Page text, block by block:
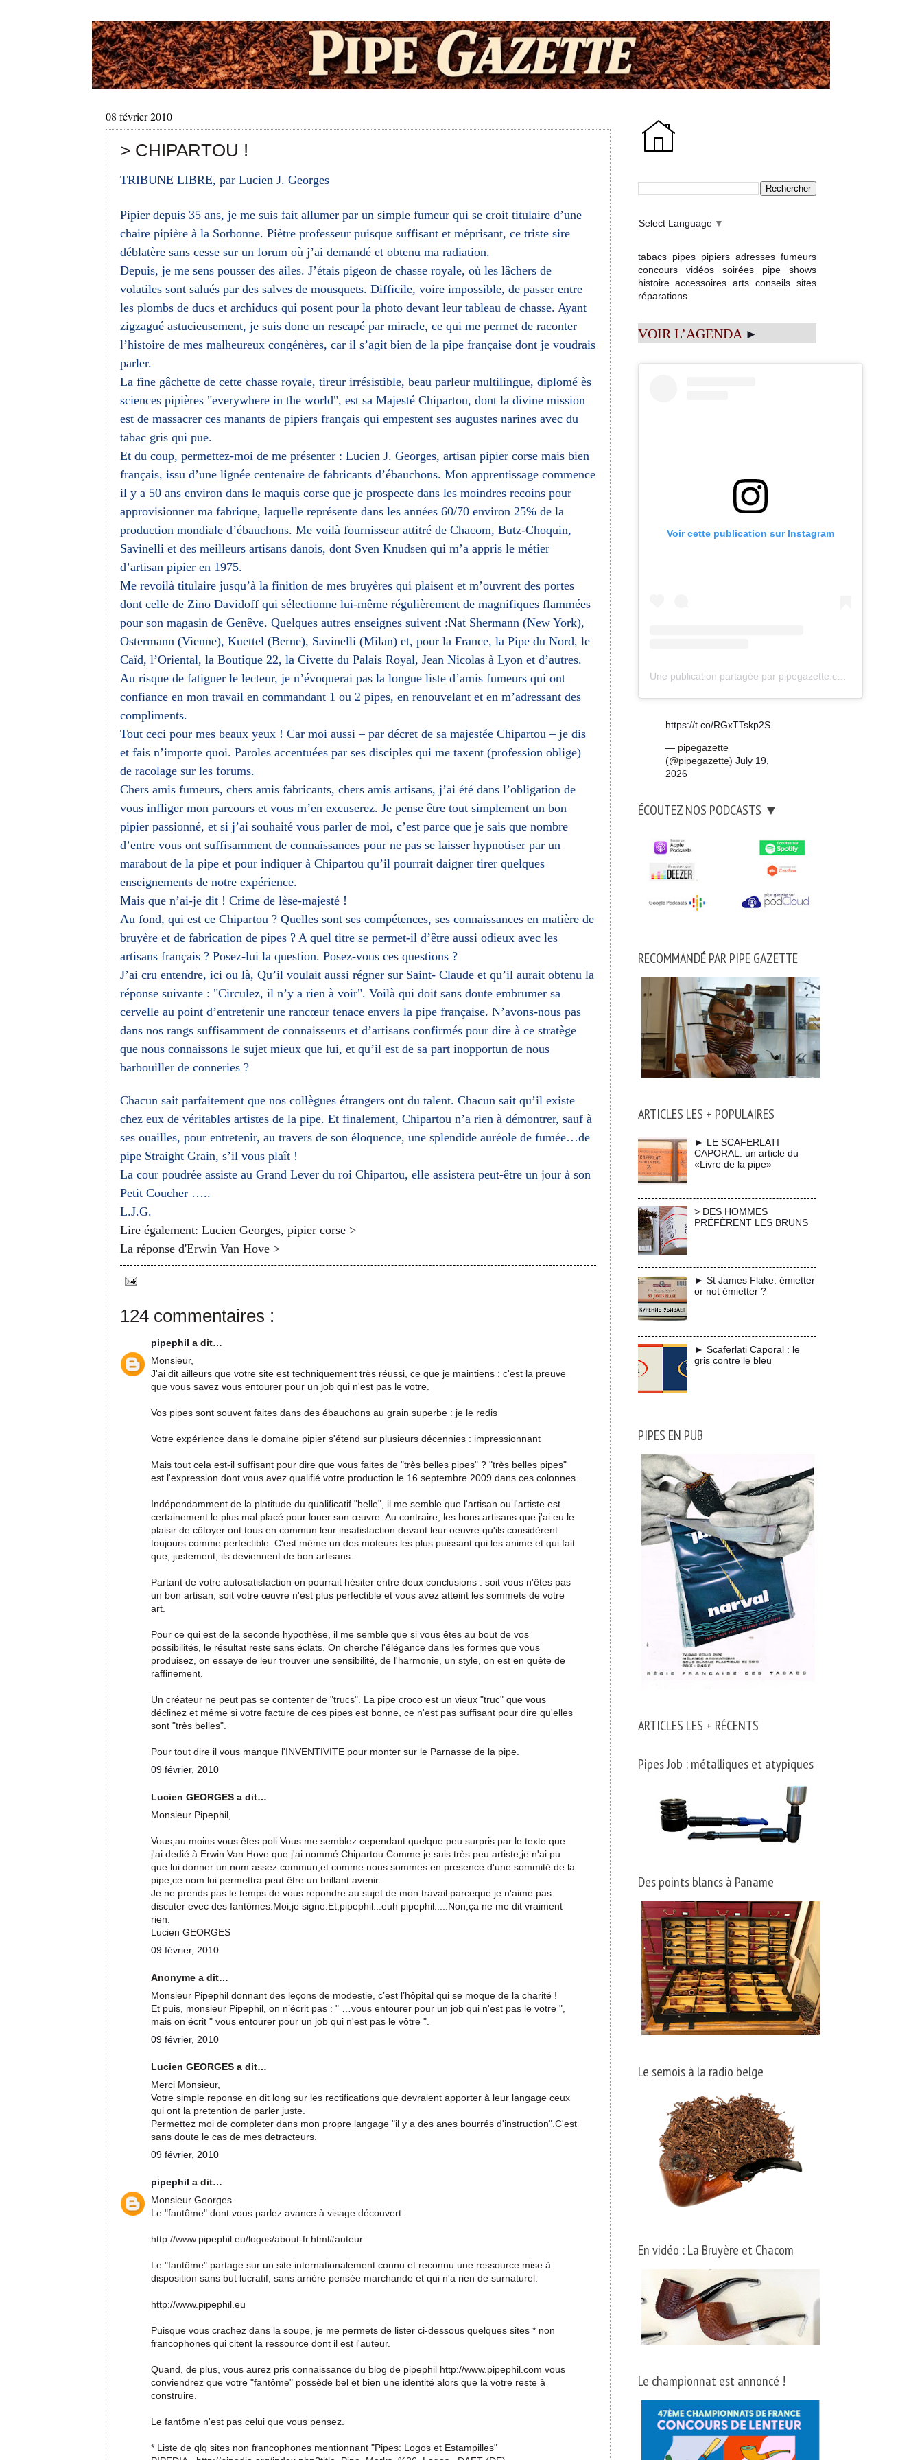
08 février 2010
> CHIPARTOU !
TRIBUNE LIBRE, par Lucien J. Georges
Pipier depuis 35 ans, je me suis fait allumer par un simple fumeur qui se croit titulaire d’une
chaire pipière à la Sorbonne. Piètre professeur puisque suffisant et méprisant, ce triste sire
déblatère sans cesse sur un forum où j’ai demandé et obtenu ma radiation.
Depuis, je me sens pousser des ailes. J’étais pigeon de chasse royale, où les lâchers de
volatiles sont salués par des salves de mousquets. Difficile, voire impossible, de passer entre
les plombs de ducs et archiducs qui posent pour la photo devant leur tableau de chasse. Ayant
zigzagué astucieusement, je suis donc un rescapé par miracle, ce qui me permet de raconter
l’histoire de mes malheureux congénères, car il s’agit bien de la pipe française dont je voudrais
parler.
La fine gâchette de cette chasse royale, tireur irrésistible, beau parleur multilingue, diplomé ès
sciences pipières "everywhere in the world", est sa Majesté Chipartou, dont la divine mission
est de massacrer ces manants de pipiers français qui empestent ses augustes narines avec du
tabac gris qui pue.
Et du coup, permettez-moi de me présenter : Lucien J. Georges, artisan pipier corse mais bien
français, issu d’une lignée centenaire de fabricants d’ébauchons. Mon apprentissage commence
il y a 50 ans environ dans le maquis corse que je prospecte dans les moindres recoins pour
approvisionner ma fabrique, laquelle représente dans les années 60/70 environ 25% de la
production mondiale d’ébauchons. Me voilà fournisseur attitré de Chacom, Butz-Choquin,
Savinelli et des meilleurs artisans danois, dont Sven Knudsen qui m’a appris le métier
d’artisan pipier en 1975.
Me revoilà titulaire jusqu’à la finition de mes bruyères qui plaisent et m’ouvrent des portes
dont celle de Zino Davidoff qui sélectionne lui-même régulièrement de magnifiques flammées
pour son magasin de Genêve. Quelques autres enseignes suivent :Nat Shermann (New York),
Ostermann (Vienne), Kuettel (Berne), Savinelli (Milan) et, pour la France, la Pipe du Nord, le
Caïd, l’Oriental, la Boutique 22, la Civette du Palais Royal, Jean Nicolas à Lyon et d’autres.
Au risque de fatiguer le lecteur, je n’évoquerai pas la longue liste d’amis fumeurs qui ont
confiance en mon travail en commandant 1 ou 2 pipes, en renouvelant et en m’adressant des
compliments.
Tout ceci pour mes beaux yeux ! Car moi aussi – par décret de sa majestée Chipartou – je dis
et fais n’importe quoi. Paroles accentuées par ses disciples qui me taxent (profession oblige)
de racolage sur les forums.
Chers amis fumeurs, chers amis fabricants, chers amis artisans, j’ai été dans l’obligation de
vous infliger mon parcours et vous m’en excuserez. Je pense être tout simplement un bon
pipier passionné, et si j’ai souhaité vous parler de moi, c’est parce que je sais que nombre
d’entre vous ont suffisamment de connaissances pour ne pas se laisser hypnotiser par un
marabout de la pipe et pour indiquer à Chipartou qu’il pourrait daigner tirer quelques
enseignements de notre expérience.
Mais que n’ai-je dit ! Crime de lèse-majesté !
Au fond, qui est ce Chipartou ? Quelles sont ses compétences, ses connaissances en matière de
bruyère et de fabrication de pipes ? A quel titre se permet-il d’être aussi odieux avec les
artisans français ? Posez-lui la question. Posez-vous ces questions ?
J’ai cru entendre, ici ou là, Qu’il voulait aussi régner sur Saint- Claude et qu’il aurait obtenu la
réponse suivante : "Circulez, il n’y a rien à voir". Voilà qui doit sans doute embrumer sa
cervelle au point d’entretenir une rancœur tenace envers la pipe française. N’avons-nous pas
dans nos rangs suffisamment de connaisseurs et d’artisans confirmés pour dire à ce stratège
que nous connaissons le sujet mieux que lui, et qu’il est de sa part inopportun de nous
barbouiller de conneries ?
Chacun sait parfaitement que nos collègues étrangers ont du talent. Chacun sait qu’il existe
chez eux de véritables artistes de la pipe. Et finalement, Chipartou n’a rien à démontrer, sauf à
ses ouailles, pour entretenir, au travers de son éloquence, une splendide auréole de fumée…de
pipe Straight Grain, s’il vous plaît !
La cour poudrée assiste au Grand Lever du roi Chipartou, elle assistera peut-être un jour à son
Petit Coucher …..
L.J.G.
Lire également: Lucien Georges, pipier corse >
La réponse d'Erwin Van Hove >
124 commentaires :
pipephila dit…
Monsieur,
J'ai dit ailleurs que votre site est techniquement très réussi, ce que je maintiens : c'est la preuve
que vous savez vous entourer pour un job qui n'est pas le votre.
Vos pipes sont souvent faites dans des ébauchons au grain superbe : je le redis
Votre expérience dans le domaine pipier s'étend sur plusieurs décennies : impressionnant
Mais tout cela est-il suffisant pour dire que vous faites de "très belles pipes" ? "très belles pipes"
est l'expression dont vous avez qualifié votre production le 16 septembre 2009 dans ces colonnes.
Indépendamment de la platitude du qualificatif "belle", il me semble que l'artisan ou l'artiste est
certainement le plus mal placé pour louer son œuvre. Au contraire, les bons artisans que j'ai eu le
plaisir de côtoyer ont tous en commun leur insatisfaction devant leur oeuvre qu'ils considèrent
toujours comme perfectible. C'est même un des moteurs les plus puissant qui les anime et qui fait
que, justement, ils deviennent de bon artisans.
Partant de votre autosatisfaction on pourrait hésiter entre deux conclusions : soit vous n'êtes pas
un bon artisan, soit votre œuvre n'est plus perfectible et vous avez atteint les sommets de votre
art.
Pour ce qui est de la seconde hypothèse, il me semble que si vous êtes au bout de vos
possibilités, le résultat reste sans éclats. On cherche l'élégance dans les formes que vous
produisez, on essaye de leur trouver une sensibilité, de l'harmonie, un style, on est en quête de
raffinement.
Un créateur ne peut pas se contenter de "trucs". La pipe croco est un vieux "truc" que vous
déclinez et même si votre facture de ces pipes est bonne, ce n'est pas suffisant pour dire qu'elles
sont "très belles".
Pour tout dire il vous manque l'INVENTIVITE pour monter sur le Parnasse de la pipe.
09 février, 2010
Lucien GEORGES a dit…
Monsieur Pipephil,
Vous,au moins vous êtes poli.Vous me semblez cependant quelque peu surpris par le texte que
j'ai dedié à Erwin Van Hove que j'ai nommé Chipartou.Comme je suis très peu artiste,je n'ai pu
que lui donner un nom assez commun,et comme nous sommes en presence d'une sommité de la
pipe,ce nom lui permettra peut être un brillant avenir.
Je ne prends pas le temps de vous repondre au sujet de mon travail parceque je n'aime pas
discuter evec des fantômes.Moi,je signe.Et,pipephil...euh pipephil.....Non,ça ne me dit vraiment
rien.
Lucien GEORGES
09 février, 2010
Anonyme a dit…
Monsieur Pipephil donnant des leçons de modestie, c’est l’hôpital qui se moque de la charité !
Et puis, monsieur Pipephil, on n’écrit pas : " …vous entourer pour un job qui n'est pas le votre ",
mais on écrit " vous entourer pour un job qui n'est pas le vôtre ".
09 février, 2010
Lucien GEORGES a dit…
Merci Monsieur,
Votre simple reponse en dit long sur les rectifications que devraient apporter à leur langage ceux
qui ont la pretention de parler juste.
Permettez moi de completer dans mon propre langage "il y a des anes bourrés d'instruction".C'est
sans doute le cas de mes detracteurs.
09 février, 2010
pipephila dit…
Monsieur Georges
Le "fantôme" dont vous parlez avance à visage découvert :
http://www.pipephil.eu/logos/about-fr.html#auteur
Le "fantôme" partage sur un site internationalement connu et reconnu une ressource mise à
disposition sans but lucratif, sans arrière pensée marchande et qui n'a rien de surnaturel.
http://www.pipephil.eu
Puisque vous crachez dans la soupe, je me permets de lister ci-dessous quelques sites * non
francophones qui citent la ressource dont il est l'auteur.
Quand, de plus, vous aurez pris connaissance du blog de pipephil http://www.pipephil.com vous
conviendrez que votre "fantôme" possède bel et bien une identité alors que la votre reste à
construire.
Le fantôme n'est pas celui que vous pensez.
* Liste de qlq sites non francophones mentionnant "Pipes: Logos et Estampilles"
Select Language ▼
tabacs pipes pipiers adresses fumeurs
concours
vidéos soirées
pipe shows
histoire accessoires arts conseils sites
réparations
VOIR L’AGENDA ►
Voir cette publication sur Instagram
Une publication partagée par pipegazette.com (@pipegazette)
https://t.co/RGxTTskp2S
— pipegazette
(@pipegazette) July 19,
2026
ÉCOUTEZ NOS PODCASTS ▼
RECOMMANDÉ PAR PIPE GAZETTE
ARTICLES LES + POPULAIRES
► LE SCAFERLATI
CAPORAL: un article du
«Livre de la pipe»
> DES HOMMES
PRÉFÈRENT LES BRUNS
► St James Flake: émietter
or not émietter ?
► Scaferlati Caporal : le
gris contre le bleu
PIPES EN PUB
ARTICLES LES + RÉCENTS
Pipes Job : métalliques et atypiques
Des points blancs à Paname
Le semois à la radio belge
En vidéo : La Bruyère et Chacom
Le championnat est annoncé !